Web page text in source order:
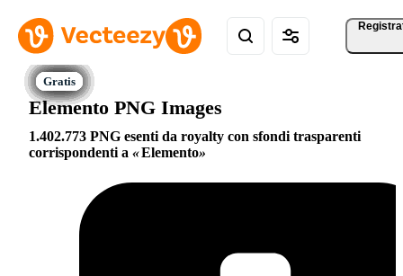
Elemento PNG Images
1.402.773 PNG esenti da royalty con sfondi trasparenti
corrispondenti a
Elemento